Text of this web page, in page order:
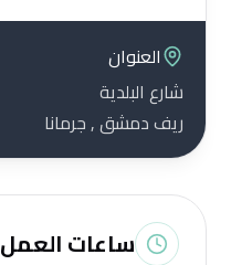
العنوان
شارع البلدية
ريف دمشق , جرمانا
ساعات العمل